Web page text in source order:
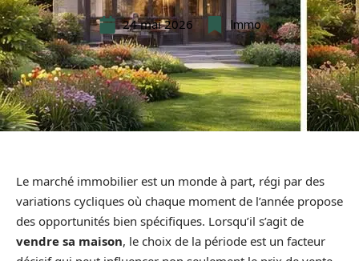
24 mai 2026 Immo
Le marché immobilier est un monde à part, régi par des
variations cycliques où chaque moment de l’année propose
des opportunités bien spécifiques. Lorsqu’il s’agit de
vendre sa maison, le choix de la période est un facteur